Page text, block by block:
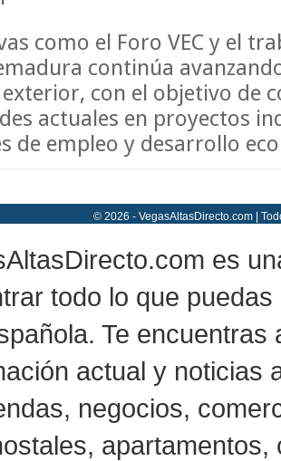
como el Foro VEC y el
continúa
con el objetivo de
actuales en proyectos
de empleo y desarrollo
© 2026 - VegasAltasDirecto.com |
es
todo lo que
Te
actual y noticias
negocios,